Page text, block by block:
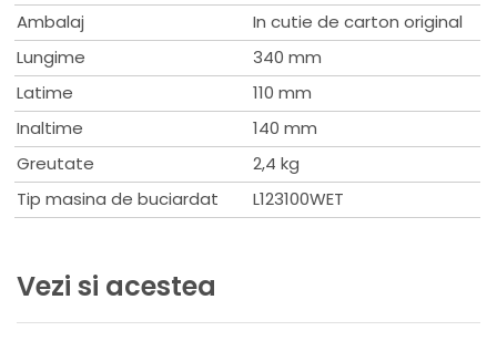
Date tehnice
Diametrul discului de 115 mm
Fara sarcina 3700 rpm
Putere de intrare 1150 W
Putere 700 W
Prindere instrument M 14
Dimensiuni mm 340x140
2 m furtun
Greutate 2,4 kg
Ambalaj
In cutie de carton original
Lungime
340 mm
Latime
110 mm
Inaltime
140 mm
Greutate
2,4 kg
Tip masina de buciardat
L123100WET
Vezi si acestea